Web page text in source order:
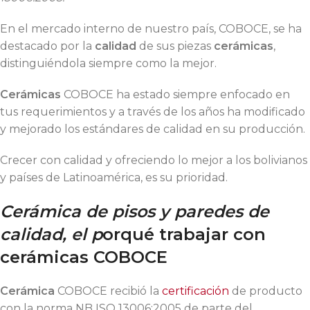
En el mercado interno de nuestro país, COBOCE, se ha
destacado por la calidad de sus piezas cerámicas,
distinguiéndola siempre como la mejor.
Cerámicas COBOCE ha estado siempre enfocado en
tus requerimientos y a través de los años ha modificado
y mejorado los estándares de calidad en su producción.
Crecer con calidad y ofreciendo lo mejor a los bolivianos
y países de Latinoamérica, es su prioridad.
Cerámica de pisos y paredes de
calidad, el porqué trabajar con
cerámicas COBOCE
Cerámica COBOCE recibió la certificación de producto